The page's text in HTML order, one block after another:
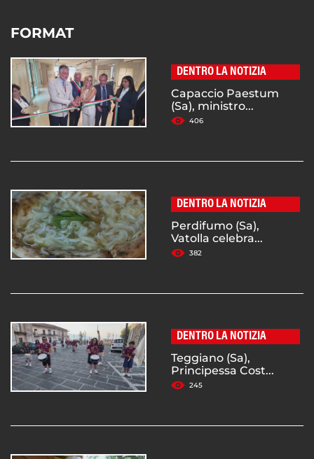
FORMAT
DENTRO LA NOTIZIA
Capaccio Paestum
(Sa), ministro...
406
DENTRO LA NOTIZIA
Perdifumo (Sa),
Vatolla celebra...
382
DENTRO LA NOTIZIA
Teggiano (Sa),
Principessa Cost...
245